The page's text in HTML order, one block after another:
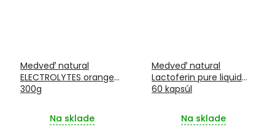
Medveď natural
ELECTROLYTES orange
300g
Na sklade
Medveď natural
Lactoferin pure liquid
60 kapsúl
Na sklade